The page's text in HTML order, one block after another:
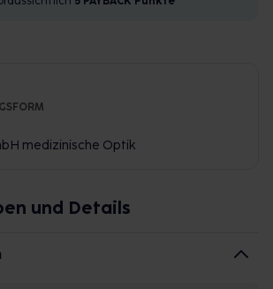
medizinische Optik
und Details